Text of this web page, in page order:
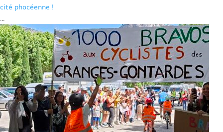
cité phocéenne !
...